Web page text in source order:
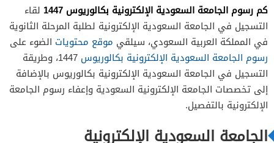
رسوم ماجستير إدارة الأعمال
رسوم ماجستير الأمن السيبراني
رسوم ماجستير علوم البيانات الإلكترونية
كم رسوم الجامعة السعودية الإلكترونية بكالوريوس 1447
لقاء
التسجيل في الجامعة السعودية الإلكترونية لطلبة المرحلة الثانوية
في المملكة العربية السعودي، سيلقي موقع محتويات الضوء على
رسوم الجامعة السعودية الإلكترونية بكالوريوس
1447، وطريقة
التسجيل في الجامعة السعودية الإلكترونية بكالوريوس بالإضافة
إلى تخصصات الجامعة الإلكترونية السعودية وإعفاء رسوم الجامعة
الإلكترونية بالتفصيل.
الجامعة السعودية الإلكترونية